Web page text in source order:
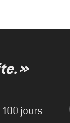
»
100 jours